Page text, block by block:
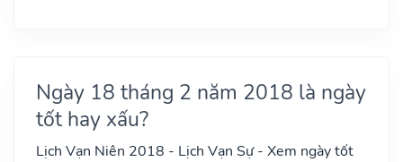
Ngày 18 tháng 2 năm 2018 là ngày
tốt hay xấu?
Lịch Vạn Niên 2018 - Lịch Vạn Sự - Xem ngày tốt